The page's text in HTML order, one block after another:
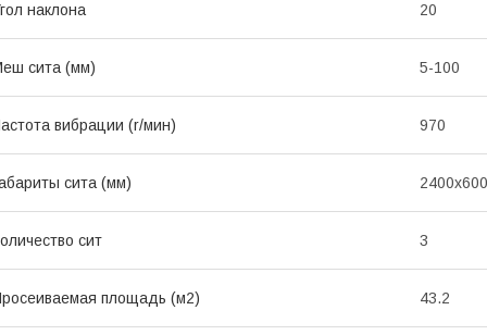
наклона 20
сита (мм) 5-100
вибрации (r/мин) 970
сита (мм)
сит 3
площадь (м2) 43.2